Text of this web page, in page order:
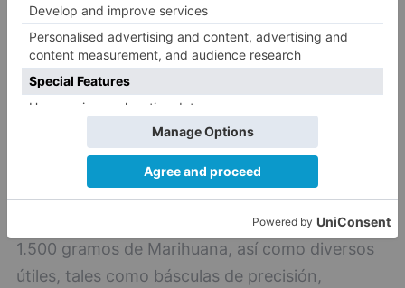
menor de ésta, a realizar un porte de droga en
la ciudad de Burgos, concretamente, más de
2.500 gramos de sulfato de Anfetamina.
En esta última fase se practicaron tres registros
domiciliarios, dando como resultado la
aprehensión de más de 2.500 gramos de sulfato
de Anfetamina pura, sin adulteración alguna
(droga madre), 200 gramos de cocaína, más de
1.500 gramos de Marihuana, así como diversos
útiles, tales como básculas de precisión,